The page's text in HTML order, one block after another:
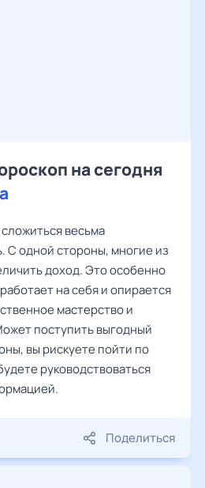
на сегодня
весьма
С одной стороны, многие из
доход. Это особенно
на себя и опирается
мастерство и
поступить выгодный
вы рискуете пойти по
руководствоваться
Поделиться